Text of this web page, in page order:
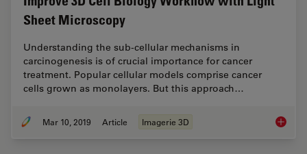
Sheet Microscopy
Understanding the sub-cellular mechanisms in
carcinogenesis is of crucial importance for cancer
treatment. Popular cellular models comprise cancer
cells grown as monolayers. But this approach…
Mar 10, 2019 Article Imagerie 3D